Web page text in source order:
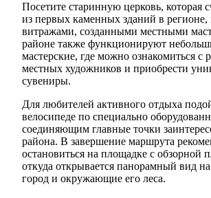
Посетите старинную церковь, которая
из первых каменных зданий в регионе,
витражами, созданными местными
районе также функционируют
мастерские, где можно ознакомиться с
местных художников и приобрести
сувениры.
Для любителей активного отдыха
велосипеде по специально
соединяющим главные точки
района. В завершение маршрута
остановиться на площадке с обзорной
откуда открывается панорамный вид
город и окружающие его леса.